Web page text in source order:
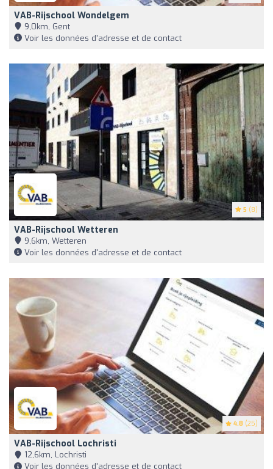
VAB-Rijschool Wondelgem
9,0km, Gent
Voir les données d'adresse et de contact
5 (8)
VAB-Rijschool Wetteren
9,6km, Wetteren
Voir les données d'adresse et de contact
4.8 (25)
VAB-Rijschool Lochristi
12,6km, Lochristi
Voir les données d'adresse et de contact